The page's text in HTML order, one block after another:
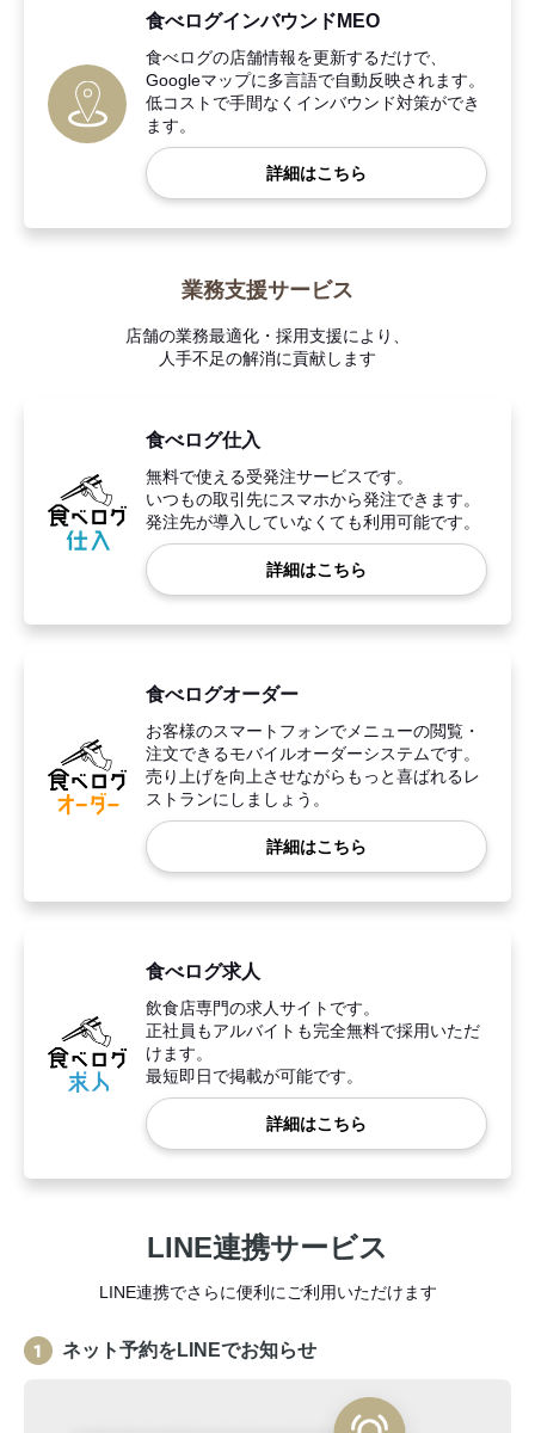
食べログインバウンドMEO
食べログの店舗情報を更新するだけで、
Googleマップに多言語で自動反映されます。
低コストで手間なくインバウンド対策ができ
ます。
詳細はこちら
業務支援サービス
店舗の業務最適化・採用支援により、
人手不足の解消に貢献します
食べログ仕入
無料で使える受発注サービスです。
いつもの取引先にスマホから発注できます。
発注先が導入していなくても利用可能です。
詳細はこちら
食べログオーダー
お客様のスマートフォンでメニューの閲覧・
注文できるモバイルオーダーシステムです。
売り上げを向上させながらもっと喜ばれるレ
ストランにしましょう。
詳細はこちら
食べログ求人
飲食店専門の求人サイトです。
正社員もアルバイトも完全無料で採用いただ
けます。
最短即日で掲載が可能です。
詳細はこちら
LINE連携サービス
LINE連携でさらに便利にご利用いただけます
ネット予約をLINEでお知らせ